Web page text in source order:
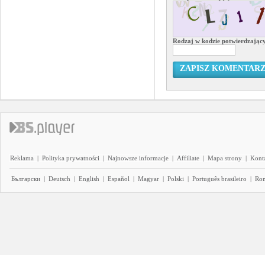
Rodzaj w kodzie
ZAPISZ KOMENTARZ
Reklama | Polityka prywatności | Najnowsze informacje | Affiliate | Mapa strony |
Български | Deutsch | English | Español | Magyar | Polski | Português brasileiro |